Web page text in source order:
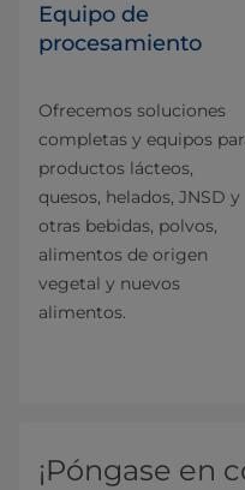
Equipo de
procesamiento
Ofrecemos soluciones
completas y equipos
productos lácteos,
quesos, helados, JNSD y
otras bebidas, polvos,
alimentos de origen
vegetal y nuevos
alimentos.
¡Póngase en